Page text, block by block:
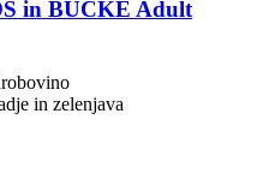
in BUČKE Adult
in zelenjava